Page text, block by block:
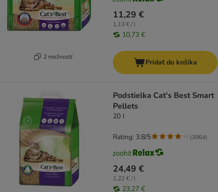
2 možností
11,29 €
1,13 € / l
10,73 €
Pridať do košíka
Podstielka Cat's Best Smart
Pellets
20 l
24,49 €
1,22 € / l
23,27 €
Rating: 3.8/5 (3964)